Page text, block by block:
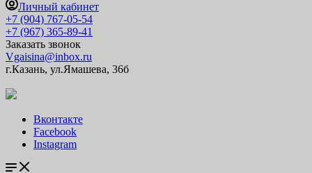
Личный кабинет
+7 (904) 767-05-54
+7 (967) 365-89-41
Заказать звонок
Vgaisina@inbox.ru
г.Казань, ул.Ямашева, 36б
Вконтакте
Facebook
Instagram